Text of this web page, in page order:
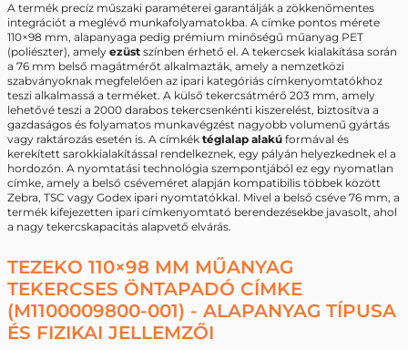
A termék precíz műszaki paraméterei garantálják a zökkenőmentes
integrációt a meglévő munkafolyamatokba. A címke pontos mérete
110×98 mm, alapanyaga pedig prémium minőségű műanyag PET
(poliészter), amely ezüst színben érhető el. A tekercsek kialakítása során
a 76 mm belső magátmérőt alkalmazták, amely a nemzetközi
szabványoknak megfelelően az ipari kategóriás címkenyomtatókhoz
teszi alkalmassá a terméket. A külső tekercsátmérő 203 mm, amely
lehetővé teszi a 2000 darabos tekercsenkénti kiszerelést, biztosítva a
gazdaságos és folyamatos munkavégzést nagyobb volumenű gyártás
vagy raktározás esetén is. A címkék téglalap alakú formával és
kerekített sarokkialakítással rendelkeznek, egy pályán helyezkednek el a
hordozón. A nyomtatási technológia szempontjából ez egy nyomatlan
címke, amely a belső cséveméret alapján kompatibilis többek között
Zebra, TSC vagy Godex ipari nyomtatókkal. Mivel a belső cséve 76 mm, a
termék kifejezetten ipari címkenyomtató berendezésekbe javasolt, ahol
a nagy tekercskapacitás alapvető elvárás.
TEZEKO 110×98 MM MŰANYAG
TEKERCSES ÖNTAPADÓ CÍMKE
(M1100009800-001) - ALAPANYAG TÍPUSA
ÉS FIZIKAI JELLEMZŐI